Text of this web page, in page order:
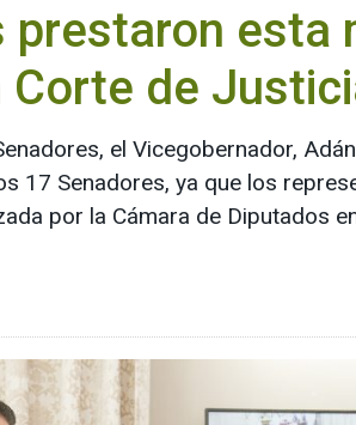
prestaron esta
de
el Vicegobernador,
17 Senadores, ya que los
por la Cámara de Diputados